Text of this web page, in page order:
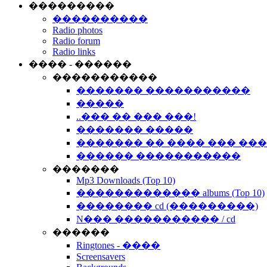
���������
����������
Radio photos
Radio forum
Radio links
���� - ������
�����������
������� �����������
�����
..��� �� ��� ���!
������� �����
������� �� ���� ���
������ �����������
�������
Mp3 Downloads (Top 10)
������������� albums (Top 10)
�������� cd (���������)
N��� ����������� / cd
������
Ringtones - ����
Screensavers